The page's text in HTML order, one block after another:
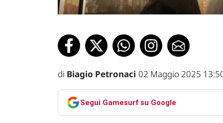
di Biagio Petronaci 02 Maggio 2025
Segui Gamesurf su Google